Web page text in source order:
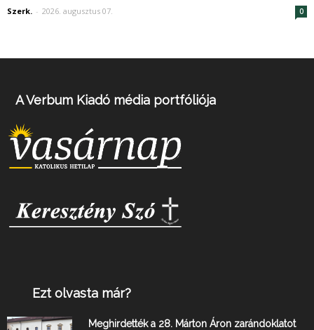
Szerk. - 2026. augusztus 07. 0
A Verbum Kiadó média portfóliója
Ezt olvasta már?
Meghirdették a 28. Márton Áron zarándoklatot